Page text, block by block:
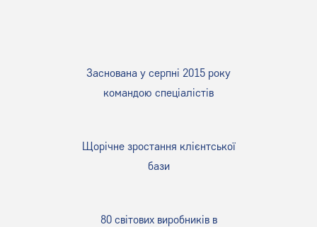
Заснована у серпні 2015 року
командою спеціалістів
Щорічне зростання клієнтської
бази
80 світових виробників в